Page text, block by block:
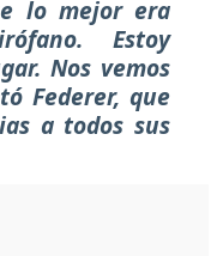
lo mejor era
Estoy
Nos vemos
Federer, que
a todos sus